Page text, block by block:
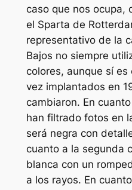
caso que nos ocupa,
el Sparta de
representativo de la
Bajos no siempre
colores, aunque sí
vez implantados en
cambiaron. En
han filtrado fotos en
será negra con
cuanto a la segunda
blanca con un
a los rayos. En